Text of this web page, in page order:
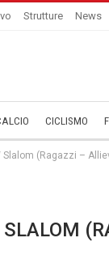
Strutture News
CICLISMO
(Ragazzi –